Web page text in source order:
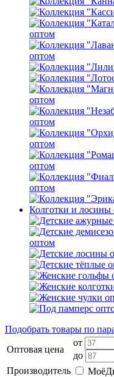
оптом
оптом
оптом
оптом
оптом
оптом
оптом
Колготки и лосины
оптом
Подобрать товары по
Оптовая цена
от
до
Производитель